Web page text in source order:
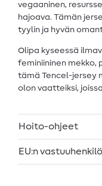
vegaaninen,
hajoava. Tämän
tyylin ja hyvän
Olipa kyseessä
feminiininen mekko,
tämä Tencel-jersey
olon vaatteiksi,
Hoito-ohjeet
EU:n vastuuhenkilö